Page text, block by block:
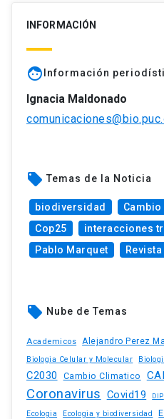
INFORMACIÓN
face Información
Ignacia Maldonado
local_offer Temas de la Noticia
biodiversidad
Cop25
interacciones
Pablo Marquet
local_offer Nube de Temas
Academicos Alejandro Perez
Biologia Celular y Molecular
C2030 Cambio Climatico
Coronavirus Covid19 DIP
Ecologia Ecologia y biodiversidad